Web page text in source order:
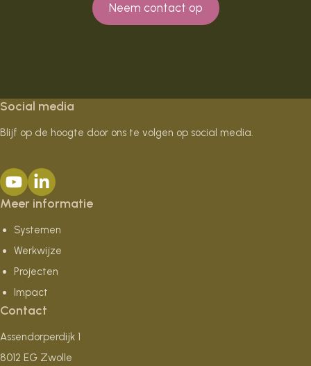
Neem contact op
Social media
Blijf op de hoogte door ons te volgen op social media.
Meer informatie
Systemen
Werkwijze
Projecten
Impact
Contact
Assendorperdijk 1
8012 EG Zwolle